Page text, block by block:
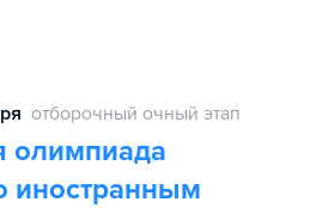
отборочный очный этап
олимпиада
иностранным